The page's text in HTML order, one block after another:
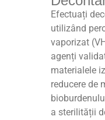
Efectuați
utilizând
vaporizat
agenți
materialele
reducere de
a sterilității